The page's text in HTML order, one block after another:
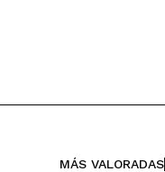
MÁS VALORADAS